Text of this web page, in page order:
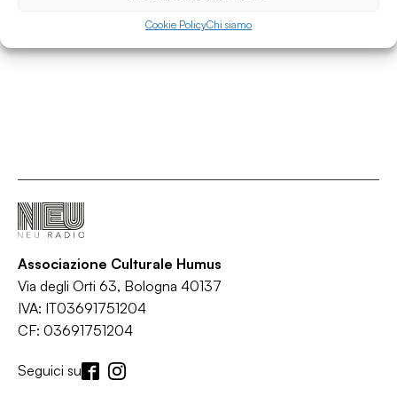
Cookie PolicyChi siamo
Teatro
Associazione Culturale Humus
Via degli Orti 63, Bologna 40137
IVA: IT03691751204
CF: 03691751204
Seguici su